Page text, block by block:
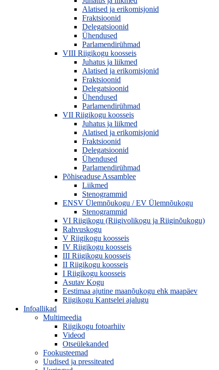
Alatised ja erikomisjonid
Fraktsioonid
Delegatsioonid
Ühendused
Parlamendirühmad
VIII Riigikogu koosseis
Juhatus ja liikmed
Alatised ja erikomisjonid
Fraktsioonid
Delegatsioonid
Ühendused
Parlamendirühmad
VII Riigikogu koosseis
Juhatus ja liikmed
Alatised ja erikomisjonid
Fraktsioonid
Delegatsioonid
Ühendused
Parlamendirühmad
Põhiseaduse Assamblee
Liikmed
Stenogrammid
ENSV Ülemnõukogu / EV Ülemnõukogu
Stenogrammid
VI Riigikogu (Riigivolikogu ja Riiginõukogu)
Rahvuskogu
V Riigikogu koosseis
IV Riigikogu koosseis
III Riigikogu koosseis
II Riigikogu koosseis
I Riigikogu koosseis
Asutav Kogu
Eestimaa ajutine maanõukogu ehk maapäev
Riigikogu Kantselei ajalugu
Infoallikad
Multimeedia
Riigikogu fotoarhiiv
Videod
Otseülekanded
Fookusteemad
Uudised ja pressiteated